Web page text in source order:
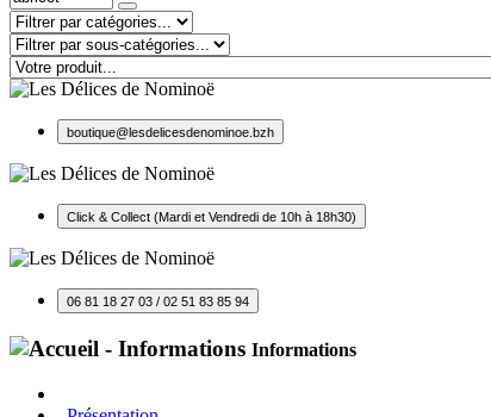
boutique@lesdelicesdenominoe.bzh
Click & Collect (Mardi et Vendredi de 10h à 18h30)
06 81 18 27 03 / 02 51 83 85 94
Informations